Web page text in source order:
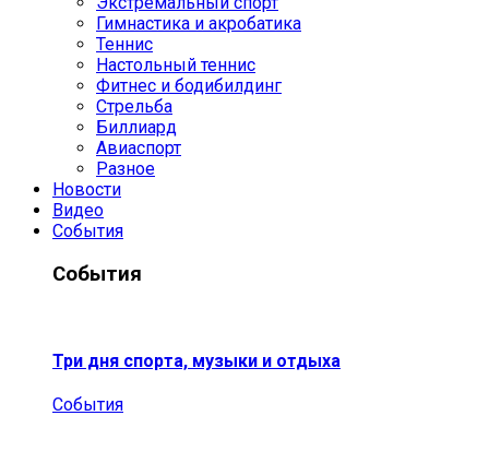
Гимнастика и акробатика
Теннис
Настольный теннис
Фитнес и бодибилдинг
Стрельба
Биллиард
Авиаспорт
Разное
Новости
Видео
События
События
Три дня спорта, музыки и отдыха
События